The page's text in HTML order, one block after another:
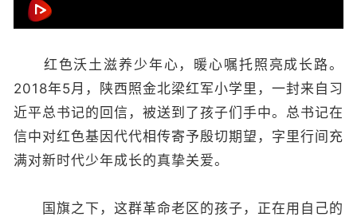
红色沃土滋养少年心，暖心嘱托照亮成长路。
2018年5月，陕西照金北梁红军小学里，一封来自习
近平总书记的回信，被送到了孩子们手中。总书记在
信中对红色基因代代相传寄予殷切期望，字里行间充
满对新时代少年成长的真挚关爱。
国旗之下，这群革命老区的孩子，正在用自己的